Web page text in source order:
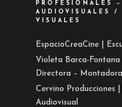
PROFESIONALES
AUDIOVISUALES /
VISUALES
EspacioCreaCine |
Violeta Barca-Fontana
Directora – Montadora
Cervino Producciones
Audiovisual